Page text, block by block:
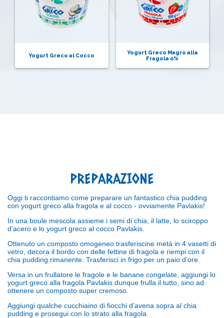
Yogurt Greco al Cocco
Yogurt Greco Magro alla
Fragola 0%
PREPARAZIONE
Oggi ti raccontiamo come preparare un fantastico chia pudding
con yogurt greco alla fragola e al cocco - ovviamente Pavlakis!
In una boule mescola assieme i semi di chia, il latte, lo sciroppo
d’acero e lo yogurt greco al cocco Pavlakis.
Ottenuto un composto omogeneo trasferiscine metà in 4 vasetti di
vetro, decora il bordo con delle fettine di fragola e riempi con il
chia pudding rimanente. Trasferisci in frigo per un paio d’ore.
Versa in un frullatore le fragole e le banane congelate, aggiungi lo
yogurt greco alla fragola Pavlakis dunque frulla il tutto, sino ad
ottenere un composto super cremoso.
Aggiungi qualche cucchiaino di fiocchi d’avena sopra al chia
pudding e prosegui con lo strato alla fragola.